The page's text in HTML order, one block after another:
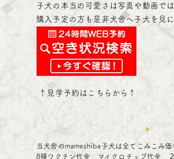
子犬の本当の可愛さは写真や動画で
購入予定の方も是非犬舎へ子犬を見
↑ 見学予約はこちらから ↑
当犬舎のmameshiba子犬は全てこみこみ価
8種ワクチン代金 マイクロチップ代金